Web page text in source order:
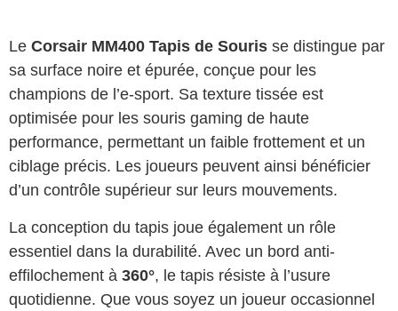
Le Corsair MM400 Tapis de Souris se distingue par
sa surface noire et épurée, conçue pour les
champions de l’e-sport. Sa texture tissée est
optimisée pour les souris gaming de haute
performance, permettant un faible frottement et un
ciblage précis. Les joueurs peuvent ainsi bénéficier
d’un contrôle supérieur sur leurs mouvements.
La conception du tapis joue également un rôle
essentiel dans la durabilité. Avec un bord anti-
effilochement à 360°, le tapis résiste à l’usure
quotidienne. Que vous soyez un joueur occasionnel